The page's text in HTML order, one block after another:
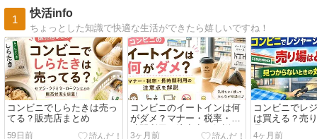
1
快活info
ちょっとした知識で快適な生活ができたら嬉しいですね！
コンビニでしらたきは売っ
てる？販売店まとめ
59日前
コンビニのイートインは何
がダメ？マナー・税率・長
時間利用の注意点を解説
3ヶ月前
コンビニでレ
は買える？売
見つからない
4ヶ月前